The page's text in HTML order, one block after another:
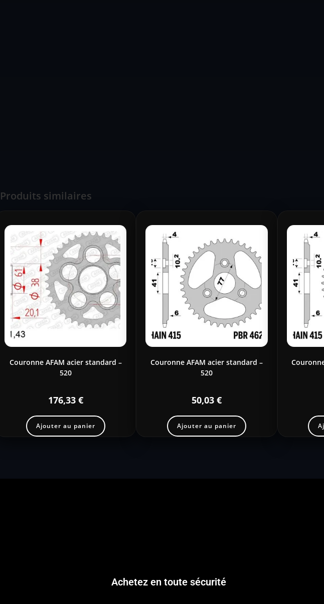
Produits similaires
Couronne AFAM acier standard –
520
176,33 €
Ajouter au panier
Couronne AFAM acier standard –
520
50,03 €
Ajouter au panier
Achetez en toute sécurité